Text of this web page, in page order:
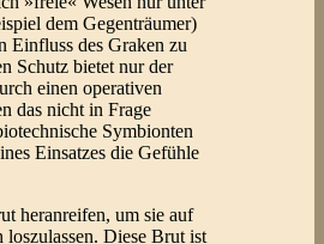
dem Gegenträumer)
Einfluss des Graken zu
Schutz bietet nur der
einen operativen
das nicht in Frage
Symbionten
Einsatzes die Gefühle
heranreifen, um sie auf
loszulassen. Diese Brut ist